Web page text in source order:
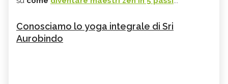
Conosciamo lo yoga integrale di Sri
Aurobindo